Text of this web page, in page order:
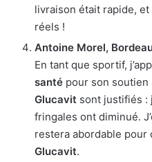
livraison était rapide, et
réels !
Antoine Morel,
En tant que sportif,
santé pour son soutien
Glucavit sont justifiés :
fringales ont diminué.
restera abordable pour
Glucavit.